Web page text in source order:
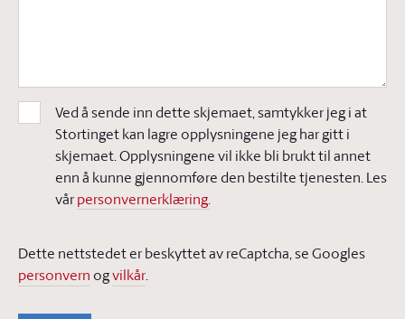
Ved å sende inn dette skjemaet, samtykker jeg i at
Stortinget kan lagre opplysningene jeg har gitt i
skjemaet. Opplysningene vil ikke bli brukt til annet
enn å kunne gjennomføre den bestilte tjenesten. Les
vårpersonvernerklæring.
Dette nettstedet er beskyttet av reCaptcha, se Googles
personvern ogvilkår.